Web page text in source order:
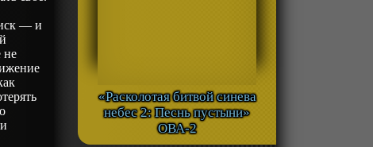
— и
не
«Расколотая битвой синева
небес 2: Песнь пустыни»
ОВА-2